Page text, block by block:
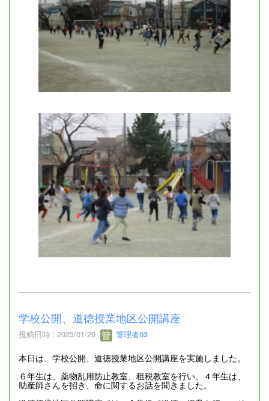
学校公開、道徳授業地区公開講座
投稿日時 : 2023/01/20 管理者03
本日は、学校公開、道徳授業地区公開講座を実施しました。
６年生は、薬物乱用防止教室、租税教室を行い、４年生は、
助産師さんを招き、命に関するお話を聞きました。